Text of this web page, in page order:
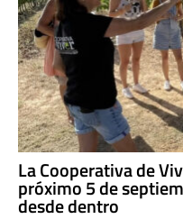
La Cooperativa de
próximo 5 de
desde dentro